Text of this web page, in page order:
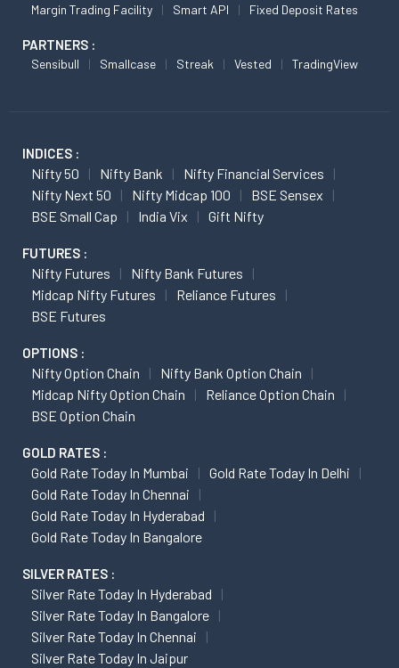
Margin Trading Facility
Smart API Fixed Deposit Rates
PARTNERS :
Sensibull Smallcase Streak Vested TradingView
INDICES :
Nifty 50 Nifty Bank
Nifty Financial Services
Nifty Next 50
Nifty Midcap 100
BSE Sensex
BSE Small Cap
India Vix Gift Nifty
FUTURES :
Nifty Futures
Nifty Bank Futures
Midcap Nifty Futures
Reliance Futures
BSE Futures
OPTIONS :
Nifty Option Chain
Nifty Bank Option Chain
Midcap Nifty Option Chain
Reliance Option Chain
BSE Option Chain
GOLD RATES :
Gold Rate Today In Mumbai
Gold Rate Today In Delhi
Gold Rate Today In Chennai
Gold Rate Today In Hyderabad
Gold Rate Today In Bangalore
SILVER RATES :
Silver Rate Today In Hyderabad
Silver Rate Today In Bangalore
Silver Rate Today In Chennai
Silver Rate Today In Jaipur